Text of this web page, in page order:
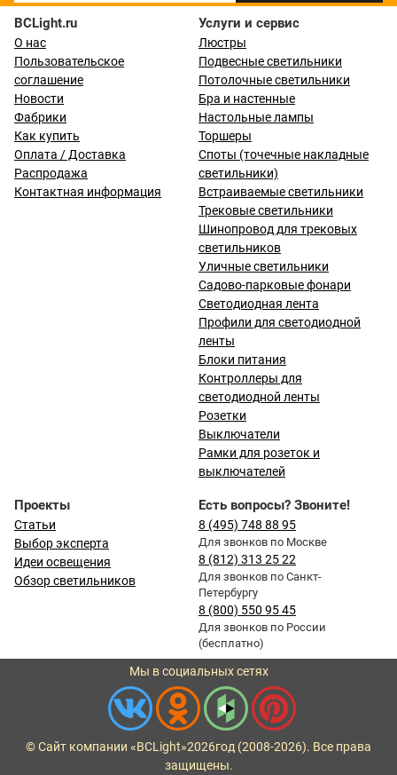
BCLight.ru
О нас
Пользовательское
соглашение
Новости
Фабрики
Как купить
Оплата / Доставка
Распродажа
Контактная информация
Услуги и сервис
Люстры
Подвесные светильники
Потолочные светильники
Бра и настенные
Настольные лампы
Торшеры
Споты (точечные накладные
светильники)
Встраиваемые светильники
Трековые светильники
Шинопровод для трековых
светильников
Уличные светильники
Садово-парковые фонари
Светодиодная лента
Профили для светодиодной
ленты
Блоки питания
Контроллеры для
светодиодной ленты
Розетки
Выключатели
Рамки для розеток и
выключателей
Проекты
Статьи
Выбор эксперта
Идеи освещения
Обзор светильников
Есть вопросы? Звоните!
8 (495) 748 88 95
Для звонков по Москве
8 (812) 313 25 22
Для звонков по Санкт-
Петербургу
8 (800) 550 95 45
Для звонков по России
(бесплатно)
Мы в социальных сетях
© Сайт компании «BCLight»2026год (2008-2026). Все права
защищены.